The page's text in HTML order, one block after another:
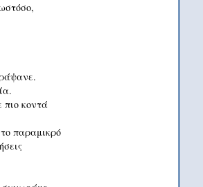
κοντά
παραμικρό